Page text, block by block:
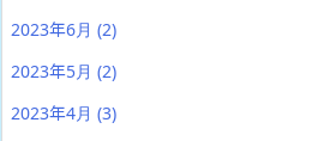
2023年6月 (2)
2023年5月 (2)
2023年4月 (3)